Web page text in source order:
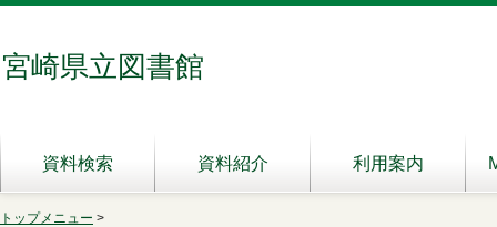
宮崎県立図書館
資料検索 資料紹介 利用案内
トップメニュー >